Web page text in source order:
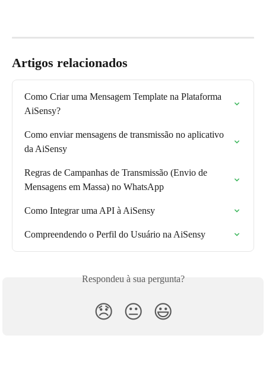
Artigos relacionados
Como Criar uma Mensagem Template na Plataforma
AiSensy?
Como enviar mensagens de transmissão no aplicativo
da AiSensy
Regras de Campanhas de Transmissão (Envio de
Mensagens em Massa) no WhatsApp
Como Integrar uma API à AiSensy
Compreendendo o Perfil do Usuário na AiSensy
Respondeu à sua pergunta?
😞 😐 😃